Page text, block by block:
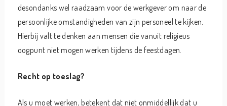
desondanks wel raadzaam voor de werkgever om naar de
persoonlijke omstandigheden van zijn personeel te kijken.
Hierbij valt te denken aan mensen die vanuit religieus
oogpunt niet mogen werken tijdens de feestdagen.
Recht op toeslag?
Als u moet werken, betekent dat niet onmiddellijk dat u